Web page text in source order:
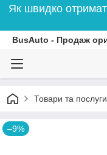
Як швидко
BusAuto - Продаж
Товари та послуги
–9%